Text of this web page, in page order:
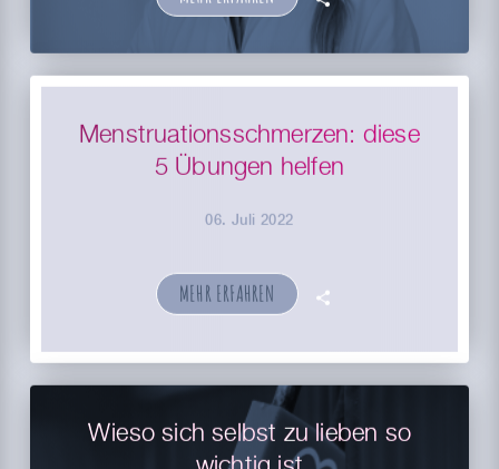
Menstruationsschmerzen: diese
5 Übungen helfen
06. Juli 2022
MEHR ERFAHREN 🗣
Wieso sich selbst zu lieben so